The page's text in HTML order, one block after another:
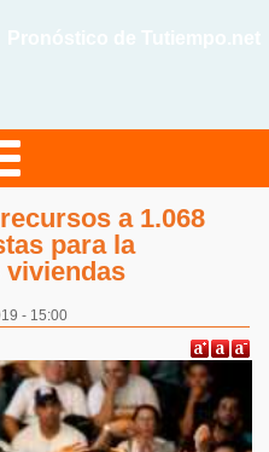
a 1.068
para la
- 15:00